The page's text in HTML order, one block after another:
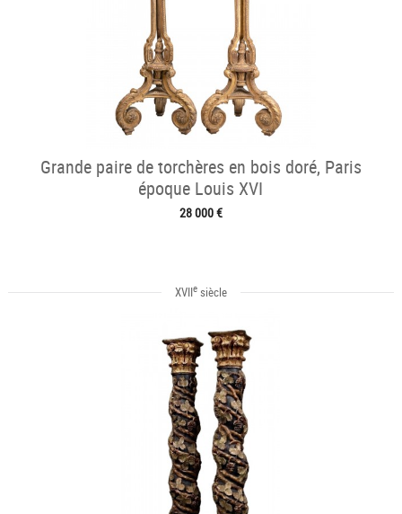
Grande paire de torchères en bois doré, Paris
époque Louis XVI
28 000 €
XVIIesiècle